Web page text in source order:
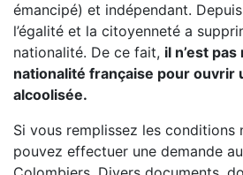
émancipé) et indépendant.
l’égalité et la citoyenneté a
nationalité. De ce fait, il n’est
nationalité française pour ouvrir
alcoolisée.
Si vous remplissez les conditions
pouvez effectuer une demande